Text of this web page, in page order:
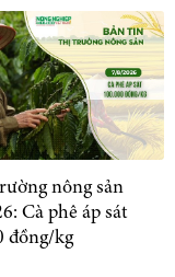
nông sản
Cà phê áp sát
đồng/kg